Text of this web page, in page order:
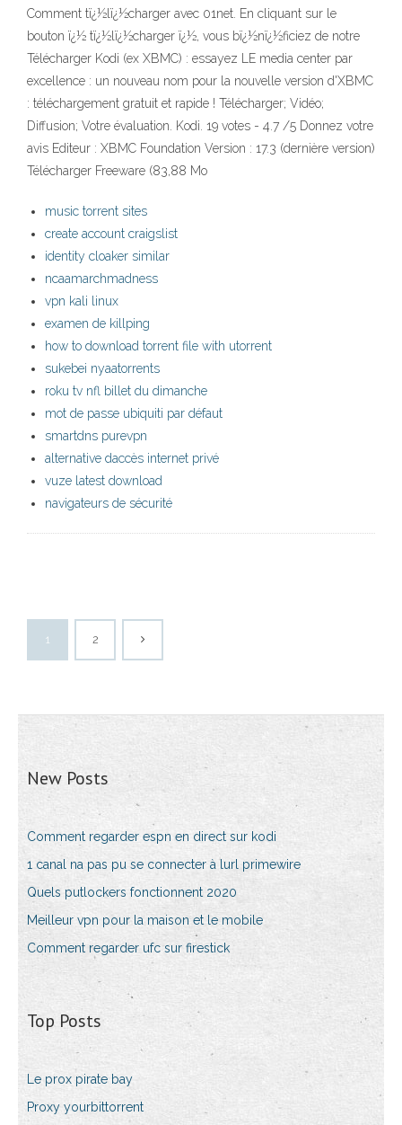
Comment tï¿½lï¿½charger avec 01net. En cliquant sur le
bouton ï¿½ tï¿½lï¿½charger ï¿½, vous bï¿½nï¿½ficiez de notre
Télécharger Kodi (ex XBMC) : essayez LE media center par
excellence : un nouveau nom pour la nouvelle version d'XBMC
: téléchargement gratuit et rapide ! Télécharger; Vidéo;
Diffusion; Votre évaluation. Kodi. 19 votes - 4.7 /5 Donnez votre
avis Editeur : XBMC Foundation Version : 17.3 (dernière version)
Télécharger Freeware (83,88 Mo
music torrent sites
create account craigslist
identity cloaker similar
ncaamarchmadness
vpn kali linux
examen de killping
how to download torrent file with utorrent
sukebei nyaatorrents
roku tv nfl billet du dimanche
mot de passe ubiquiti par défaut
smartdns purevpn
alternative daccès internet privé
vuze latest download
navigateurs de sécurité
1 2
New Posts
Comment regarder espn en direct sur kodi
1 canal na pas pu se connecter à lurl primewire
Quels putlockers fonctionnent 2020
Meilleur vpn pour la maison et le mobile
Comment regarder ufc sur firestick
Top Posts
Le prox pirate bay
Proxy yourbittorrent